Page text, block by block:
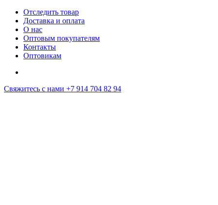
Отследить товар
Доставка и оплата
О нас
Оптовым покупателям
Контакты
Оптовикам
Свяжитесь с нами +7 914 704 82 94